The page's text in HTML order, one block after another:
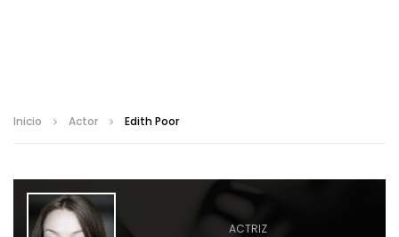
Inicio Actor Edith Poor
ACTRIZ